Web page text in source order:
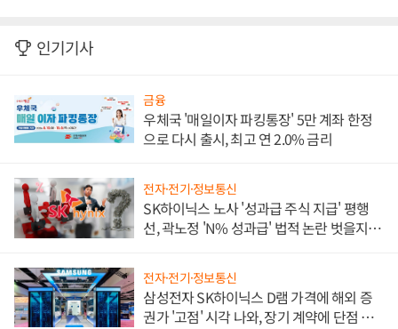
인기기사
금융
우체국 '매일이자 파킹통장' 5만 계좌 한정
으로 다시 출시, 최고 연 2.0% 금리
전자·전기·정보통신
SK하이닉스 노사 '성과급 주식 지급' 평행
선, 곽노정 'N% 성과급' 법적 논란 벗을지 주
전자·전기·정보통신
삼성전자 SK하이닉스 D램 가격에 해외 증
권가 '고점' 시각 나와, 장기 계약에 단점 부